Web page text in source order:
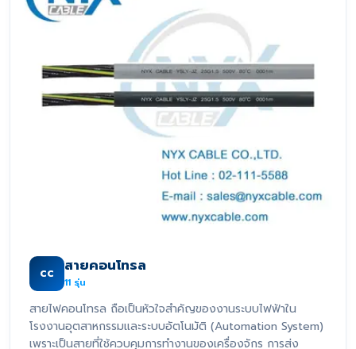
CC สายคอนโทรล
11 รุ่น
สายไฟคอนโทรล ถือเป็นหัวใจสำคัญของงานระบบไฟฟ้าใน
โรงงานอุตสาหกรรมและระบบอัตโนมัติ (Automation System)
เพราะเป็นสายที่ใช้ควบคุมการทำงานของเครื่องจักร การส่ง